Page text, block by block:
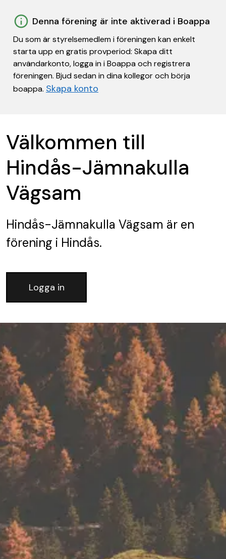
Denna förening är inte aktiverad i Boappa
Du som är styrelsemedlem i föreningen kan enkelt
starta upp en gratis provperiod: Skapa ditt
användarkonto, logga in i Boappa och registrera
föreningen. Bjud sedan in dina kollegor och börja
boappa. Skapa konto
Välkommen till
Hindås-Jämnakulla
Vägsam
Hindås-Jämnakulla Vägsam är en
förening i Hindås.
Logga in